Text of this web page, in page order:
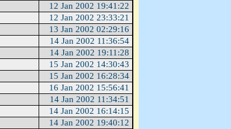
12 Jan 2002 19:41:22
12 Jan 2002 23:33:21
13 Jan 2002 02:29:16
14 Jan 2002 11:36:54
14 Jan 2002 19:11:28
15 Jan 2002 14:30:43
15 Jan 2002 16:28:34
16 Jan 2002 15:56:41
14 Jan 2002 11:34:51
14 Jan 2002 16:14:15
14 Jan 2002 19:40:12